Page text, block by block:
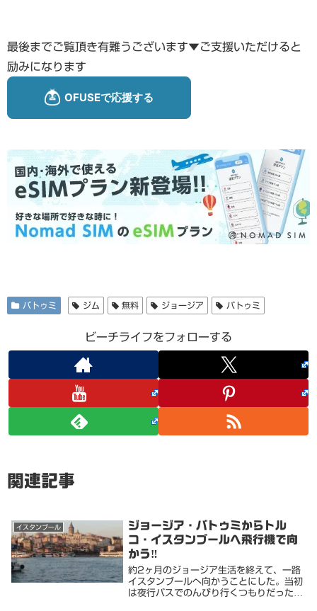
最後までご覧頂き有難うございます▼ご支援いただけると
励みになります
バトゥミ ジム 無料 ジョージア バトゥミ
ビーチライフをフォローする
関連記事
イスタンブール
ジョージア・バトゥミからトル
コ・イスタンブールへ飛行機で向
かう‼️
約2ヶ月のジョージア生活を終えて、一路
イスタンブールへ向かうことにした。当初
は夜行バスでのんびり行くつもりだった